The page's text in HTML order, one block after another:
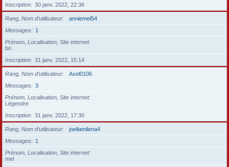
Inscription
30 janv. 2022, 22:36
Rang, Nom d’utilisateur
anniemel54
Messages
1
Prénom, Localisation, Site internet
bri
Inscription
31 janv. 2022, 15:14
Rang, Nom d’utilisateur
Axel0106
Messages
3
Prénom, Localisation, Site internet
Légendre
Inscription
31 janv. 2022, 17:30
Rang, Nom d’utilisateur
joellamilena4
Messages
1
Prénom, Localisation, Site internet
mel